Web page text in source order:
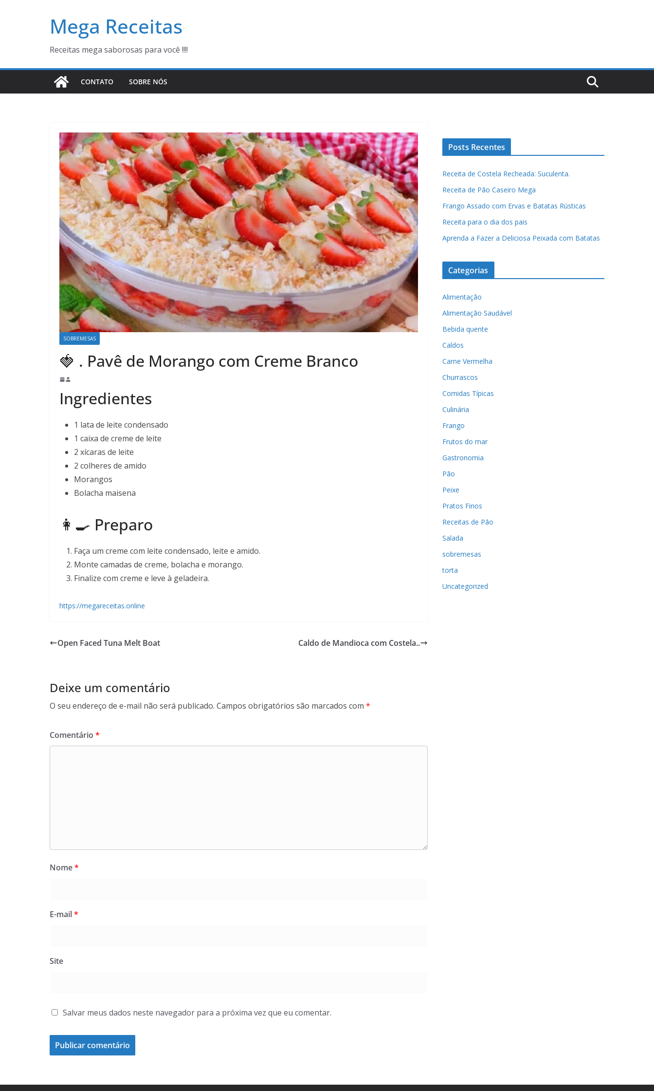
Mega Receitas
Receitas mega saborosas para você !!!!
CONTATO SOBRE NÓS
SOBREMESAS
🍓 . Pavê de Morango com Creme Branco
Ingredientes
1 lata de leite condensado
1 caixa de creme de leite
2 xícaras de leite
2 colheres de amido
Morangos
Bolacha maisena
👩‍🍳 Preparo
Faça um creme com leite condensado, leite e amido.
Monte camadas de creme, bolacha e morango.
Finalize com creme e leve à geladeira.
https://megareceitas.online
Open Faced Tuna Melt Boat Caldo de Mandioca com Costela..
Deixe um comentário
O seu endereço de e-mail não será publicado. Campos obrigatórios são marcados com *
Comentário *
Nome*
E-mail*
Site
Salvar meus dados neste navegador para a próxima vez que eu comentar.
Posts Recentes
Receita de Costela Recheada: Suculenta.
Receita de Pão Caseiro Mega
Frango Assado com Ervas e Batatas Rústicas
Receita para o dia dos pais
Aprenda a Fazer a Deliciosa Peixada com Batatas
Categorias
Alimentação
Alimentação Saudável
Bebida quente
Caldos
Carne Vermelha
Churrascos
Comidas Típicas
Culinária
Frango
Frutos do mar
Gastronomia
Pão
Peixe
Pratos Finos
Receitas de Pão
Salada
sobremesas
torta
Uncategorized